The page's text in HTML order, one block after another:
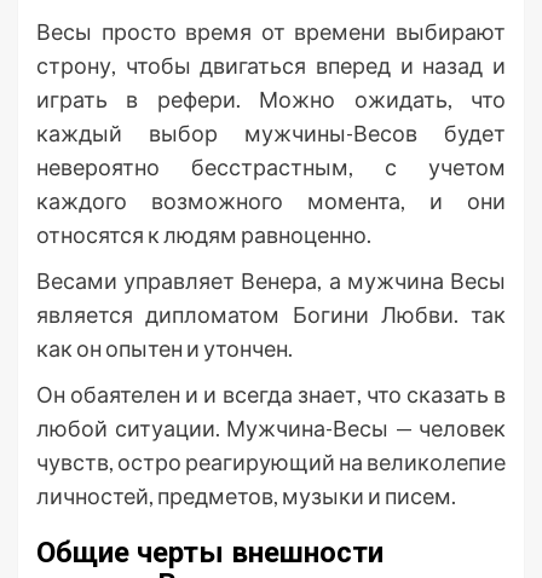
Весы просто время от времени выбирают
строну, чтобы двигаться вперед и назад и
играть в рефери. Можно ожидать, что
каждый выбор мужчины-Весов будет
невероятно бесстрастным, с учетом
каждого возможного момента, и они
относятся к людям равноценно.
Весами управляет Венера, а мужчина Весы
является дипломатом Богини Любви. так
как он опытен и утончен.
Он обаятелен и и всегда знает, что сказать в
любой ситуации. Мужчина-Весы — человек
чувств, остро реагирующий на великолепие
личностей, предметов, музыки и писем.
Общие черты внешности